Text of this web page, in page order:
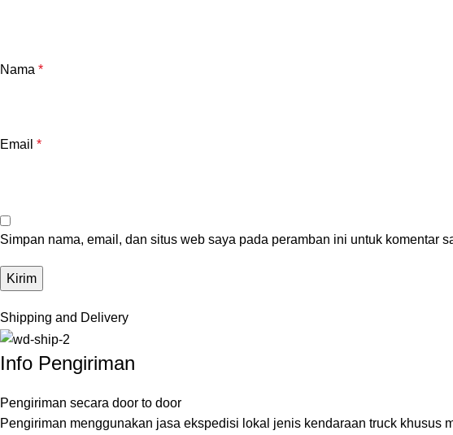
Nama *
Email *
Simpan nama, email, dan situs web saya pada peramban ini untuk komentar
Shipping and Delivery
Info Pengiriman
Pengiriman secara door to door
Pengiriman menggunakan jasa ekspedisi lokal jenis kendaraan truck